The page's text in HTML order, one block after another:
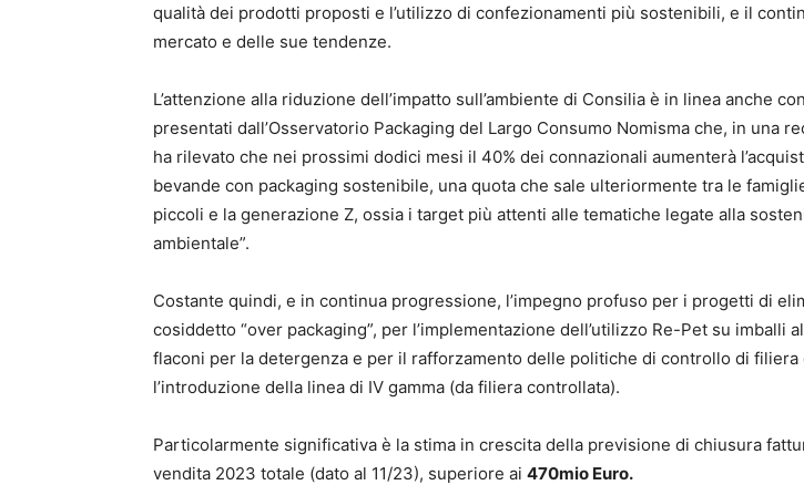
qualità dei prodotti proposti e l’utilizzo di confezionamenti più sostenibili, e il
mercato e delle sue tendenze.
L’attenzione alla riduzione dell’impatto sull’ambiente di Consilia è in linea anche
presentati dall’Osservatorio Packaging del Largo Consumo Nomisma che, in una
ha rilevato che nei prossimi dodici mesi il 40% dei connazionali aumenterà
bevande con packaging sostenibile, una quota che sale ulteriormente tra le
piccoli e la generazione Z, ossia i target più attenti alle tematiche legate alla
ambientale”.
Costante quindi, e in continua progressione, l’impegno profuso per i progetti di
cosiddetto “over packaging”, per l’implementazione dell’utilizzo Re-Pet su imballi
flaconi per la detergenza e per il rafforzamento delle politiche di controllo di filiera
l’introduzione della linea di IV gamma (da filiera controllata).
Particolarmente significativa è la stima in crescita della previsione di chiusura
vendita 2023 totale (dato al 11/23), superiore ai 470mio Euro.